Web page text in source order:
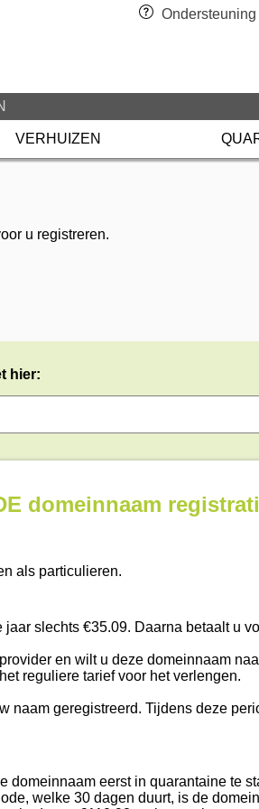
Ondersteuning
VERHUIZEN
u registreren.
hier:
domeinnaam
als particulieren.
slechts €35.09. Daarna betaalt u
en wilt u deze domeinnaam
reguliere tarief voor het verlengen.
naam geregistreerd. Tijdens deze
domeinnaam eerst in quarantaine te
welke 30 dagen duurt, is de